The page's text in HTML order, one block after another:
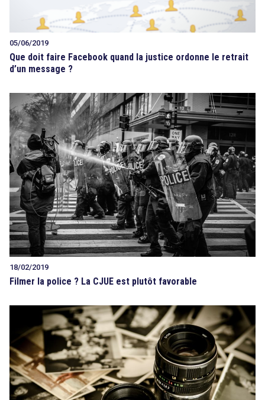
05/06/2019
Que doit faire Facebook quand la justice ordonne le retrait
d’un message ?
18/02/2019
Filmer la police ? La CJUE est plutôt favorable